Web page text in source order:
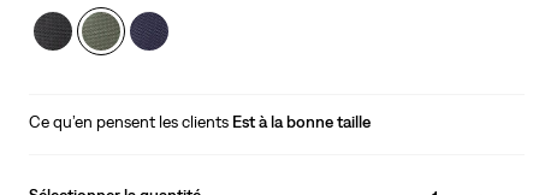
Ce qu’en pensent les clients Est à la bonne taille